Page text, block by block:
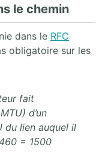
le chemin
dans le RFC
obligatoire sur les
fait
d’un
du lien auquel il
= 1500